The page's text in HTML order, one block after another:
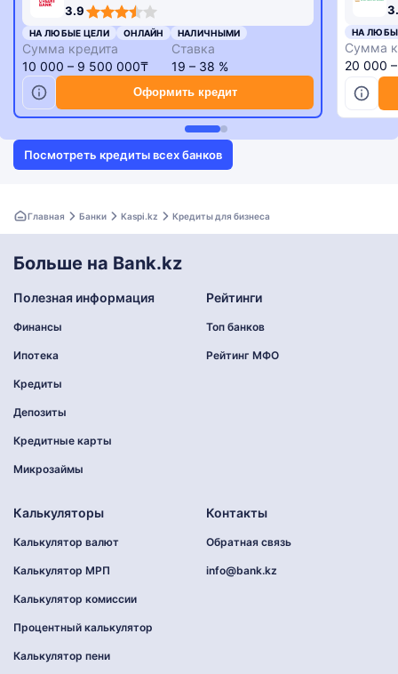
3.9
rating
НА ЛЮБЫЕ ЦЕЛИ ОНЛАЙН НАЛИЧНЫМИ
Сумма кредита
10 000 – 9 500 000₸
Ставка
19 – 38 %
Оформить кредит
НА
Сумма
20 000
Посмотреть кредиты всех банков
Главная Банки Kaspi.kz Кредиты для бизнеса
Больше на Bank.kz
Полезная информация
Финансы
Ипотека
Кредиты
Депозиты
Кредитные карты
Микрозаймы
Рейтинги
Топ банков
Рейтинг МФО
Калькуляторы
Калькулятор валют
Калькулятор МРП
Калькулятор комиссии
Процентный калькулятор
Калькулятор пени
Контакты
Обратная связь
info@bank.kz